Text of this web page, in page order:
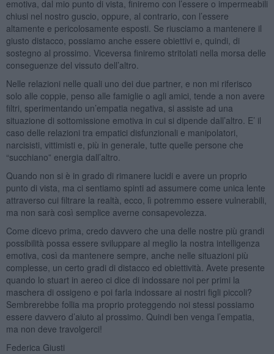
emotiva, dal mio punto di vista, finiremo con l’essere o impermeabili
chiusi nel nostro guscio, oppure, al contrario, con l’essere
altamente e pericolosamente esposti. Se riusciamo a mantenere il
giusto distacco, possiamo anche essere obiettivi e, quindi, di
sostegno al prossimo. Viceversa finiremo stritolati nella morsa delle
conseguenze del vissuto dell’altro.
Nelle relazioni nelle quali uno dei due partner, e non mi riferisco
solo alle coppie, penso alle famiglie o agli amici, tende a non avere
filtri, sperimentando un’empatia negativa, si assiste ad una
situazione di sottomissione emotiva in cui si dipende dall’altro. E’ il
caso delle relazioni tra empatici disfunzionali e manipolatori,
narcisisti, vittimisti e, più in generale, tutte quelle persone che
“succhiano” energia dall’altro.
Quando non si è in grado di rimanere lucidi e avere un proprio
punto di vista, ma ci sentiamo spinti ad assumere come unica lente
attraverso cui filtrare la realtà, ecco, lì potremmo essere vulnerabili,
ma non sarà così semplice averne consapevolezza.
Come dicevo prima, credo davvero che una delle nostre più grandi
possibilità possa essere sviluppare al meglio la nostra intelligenza
emotiva, così da mantenere sempre, anche nelle situazioni più
complesse, un certo gradi di distacco ed obiettività. Avete presente
quando lo stuart in aereo ci dice di indossare noi per primi la
maschera di ossigeno e poi farla indossare ai nostri figli piccoli?
Sembrerebbe follia ma proprio proteggendo noi stessi possiamo
essere davvero d’aiuto al prossimo. Quindi ben venga l’empatia,
ma non deve travolgerci!
Federica Giusti